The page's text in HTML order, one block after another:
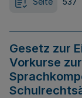
Gesetz zur
Vorkurse